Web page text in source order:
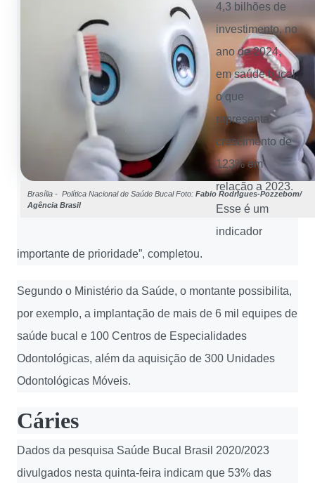
Brasília - Política Nacional de Saúde Bucal Foto: Fabio Rodrigues-Pozzebom/
Agência Brasil
4,3 bilhões de
investimento, no
ano de 2024,
em saúde bucal,
o que
representa
crescimento de
123% em
relação a 2023.
Esse é um
indicador
importante de prioridade”, completou.
Segundo o Ministério da Saúde, o montante possibilita,
por exemplo, a implantação de mais de 6 mil equipes de
saúde bucal e 100 Centros de Especialidades
Odontológicas, além da aquisição de 300 Unidades
Odontológicas Móveis.
Cáries
Dados da pesquisa Saúde Bucal Brasil 2020/2023
divulgados nesta quinta-feira indicam que 53% das